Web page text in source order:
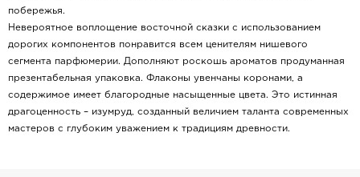
побережья.
Невероятное воплощение восточной сказки с использованием
дорогих компонентов понравится всем ценителям нишевого
сегмента парфюмерии. Дополняют роскошь ароматов продуманная
презентабельная упаковка. Флаконы увенчаны коронами, а
содержимое имеет благородные насыщенные цвета. Это истинная
драгоценность – изумруд, созданный величием таланта современных
мастеров с глубоким уважением к традициям древности.